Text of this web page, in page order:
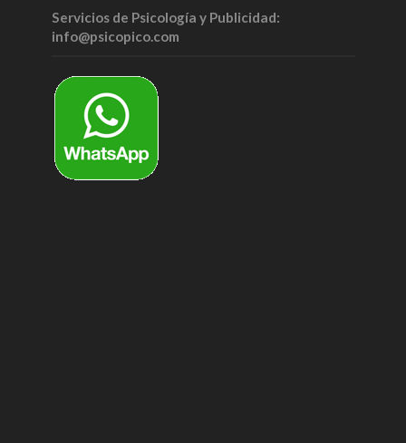
Servicios de Psicología y Publicidad:
info@psicopico.com